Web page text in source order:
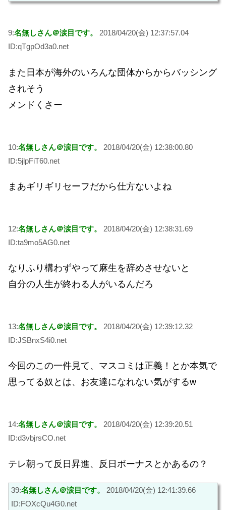
9:名無しさん＠涙目です。
2018/04/20(金) 12:37:57.04
ID:qTgpOd3a0.net
また日本が海外のいろんな団体からからバッシング
されそう
メンドくさー
10:名無しさん＠涙目です。
2018/04/20(金) 12:38:00.80
ID:5jlpFiT60.net
まあギリギリセーフだから仕方ないよね
12:名無しさん＠涙目です。
2018/04/20(金) 12:38:31.69
ID:ta9mo5AG0.net
なりふり構わずやって麻生を辞めさせないと
自分の人生が終わる人がいるんだろ
13:名無しさん＠涙目です。
2018/04/20(金) 12:39:12.32
ID:JSBnxS4i0.net
今回のこの一件見て、マスコミは正義！とか本気で
思ってる奴とは、お友達になれない気がするw
14:名無しさん＠涙目です。
2018/04/20(金) 12:39:20.51
ID:d3vbjrsCO.net
テレ朝って反日昇進、反日ボーナスとかあるの？
39:名無しさん＠涙目です。
2018/04/20(金) 12:41:39.66
ID:FOXcQu4G0.net